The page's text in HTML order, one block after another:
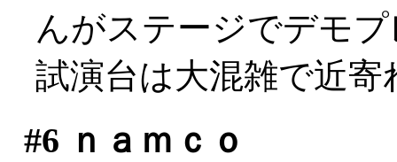
んがステージでデモ
試演台は大混雑で近寄
#6 ｎａｍｃｏ